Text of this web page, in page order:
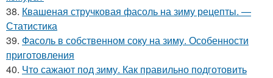
38. Квашеная стручковая фасоль на зиму рецепты. —
Статистика
39. Фасоль в собственном соку на зиму. Особенности
приготовления
40. Что сажают под зиму. Как правильно подготовить